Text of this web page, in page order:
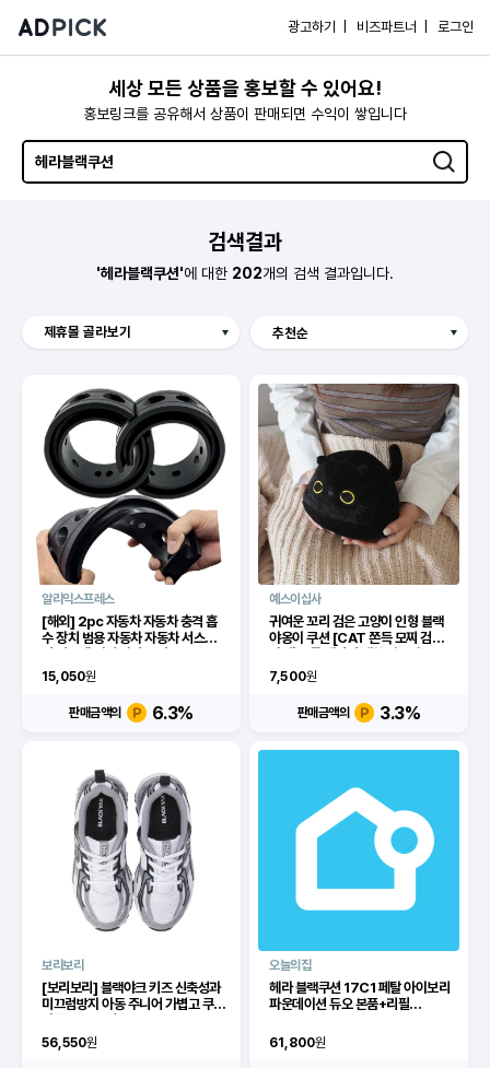
광고하기 | 비즈파트너 | 로그인
세상 모든 상품을 홍보할 수 있어요!
홍보링크를 공유해서 상품이 판매되면 수익이 쌓입니다
검색결과
'헤라블랙쿠션'에 대한 202개의 검색 결과입니다.
제휴몰 골라보기
알리익스프레스 SSG G마켓 GS SHOP
CJ온스타일 더블유컨셉코리아
알리익스프레스
[해외] 2pc 자동차 자동차 충격 흡
수 장치 범용 자동차 자동차 서스펜
스프링 자동차 개조
15,050원
판매금액의 6.3%
예스이십사
귀여운 꼬리 검은 고양이 인형 블랙
야옹이 쿠션 [CAT 쫀득 모찌 검냥
면 숙면 필로우 템]
7,500원
판매금액의 3.3%
보리보리
[보리보리] 블랙야크 키즈 신축성과
미끄럼방지 아동 주니어 가볍고 쿠션
ABKSHXU905
56,550원
오늘의집
헤라 블랙쿠션 17C1 페탈 아이보리
파운데이션 듀오 본품+리필
61,800원